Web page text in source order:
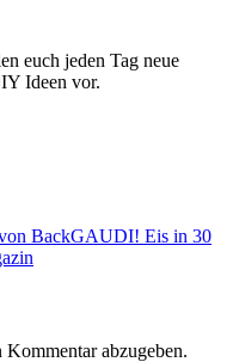
euch jeden Tag neue
Ideen vor.
BackGAUDI! Eis in 30
Kommentar abzugeben.